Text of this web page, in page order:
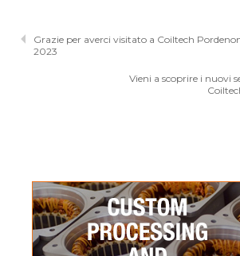
Grazie per averci visitato a Coiltech
2023
Vieni a scoprire i nuovi